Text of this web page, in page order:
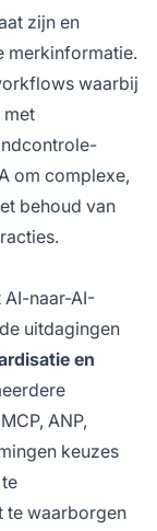
zijn en
merkinformatie.
waarbij
met
om complexe,
behoud van
AI-naar-AI-
uitdagingen
en
ANP,
keuzes
te waarborgen